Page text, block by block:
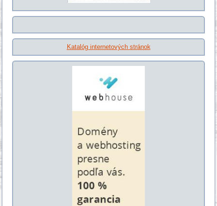
Katalóg internetových stránok